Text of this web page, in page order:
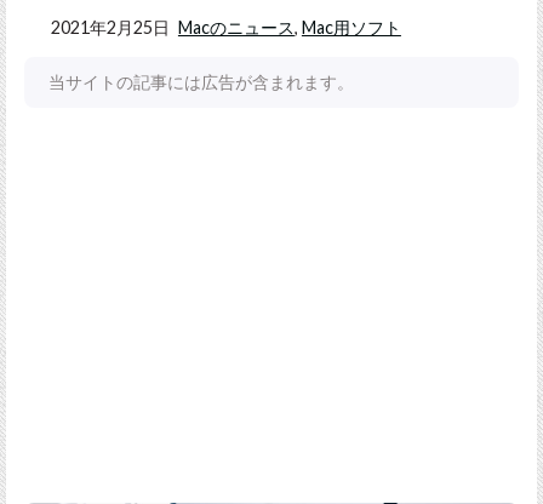
2021年2月25日 Macのニュース, Mac用ソフト
当サイトの記事には広告が含まれます。